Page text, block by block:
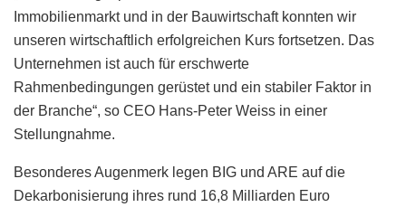
Immobilienmarkt und in der Bauwirtschaft konnten wir
unseren wirtschaftlich erfolgreichen Kurs fortsetzen. Das
Unternehmen ist auch für erschwerte
Rahmenbedingungen gerüstet und ein stabiler Faktor in
der Branche“, so CEO Hans-Peter Weiss in einer
Stellungnahme.
Besonderes Augenmerk legen BIG und ARE auf die
Dekarbonisierung ihres rund 16,8 Milliarden Euro